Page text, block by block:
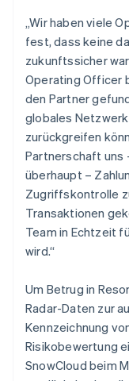
„Wir haben viele
fest, dass keine
zukunftssicher
Operating Officer
den Partner
globales
zurückgreifen
Partnerschaft uns
überhaupt –
Zugriffskontrolle
Transaktionen
Team in Echtzeit
wird.“
Um Betrug in
Radar-Daten zur
Kennzeichnung
Risikobewertung
SnowCloud beim